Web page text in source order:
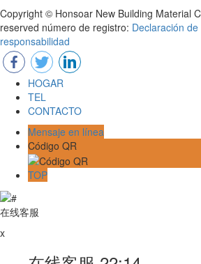
Copyright © Honsoar New Building Material
reserved número de registro: Declaración
responsabilidad
HOGAR
TEL
CONTACTO
Mensaje en línea
Código QR
TOP
在线客服
x